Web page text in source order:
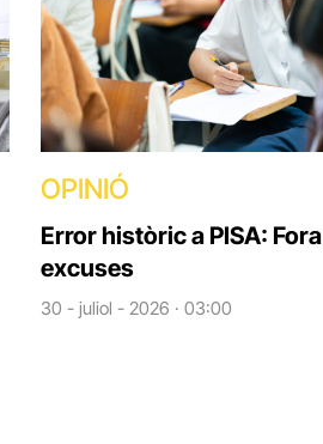
OPINIÓ
Error històric a PISA: Fora
excuses
30 - juliol - 2026 · 03:00